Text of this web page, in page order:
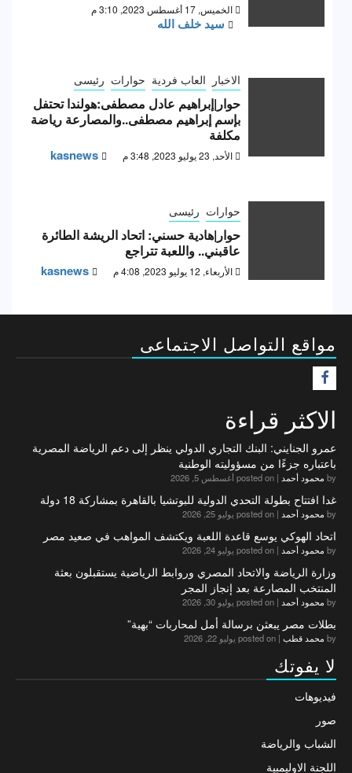
الخميس, 17 أغسطس 2023, 3:10 م
سيد خلف الله
الاخبار العاب فردية حوارات رئيسى
حوار|إبراهيم عادل مصطفى:هولندا تحتفل
بإسم إبراهيم مصطفى..والمصارعة رياضة
مكلفة
الأحد, 23 يوليو 2023, 3:48 م kasnews
حوارات رئيسى
حوار|هادية حسني: اتحاد الريشة الطائرة
عاقبني.. واللعبة تتراجع
الأربعاء, 12 يوليو 2023, 4:08 م kasnews
مواقع التواصل الاجتماعى
الاكثر قراءة
عمرو الجنايني: البنك التجاري الدولي ينظر إلى دعم الرياضة المصرية
باعتباره جزءًا من مسؤوليته الوطنية
by محمود أحمد | posted on أغسطس 5, 2026
غدا افتتاح بطولة التحدي الدولية للبوتشيا بالقاهرة بمشاركة 18 دولة
by محمود أحمد | posted on يوليو 25, 2026
اتحاد الهوكي يوسع قاعدة اللعبة ويكتشف المواهب في صعيد مصر
by محمود أحمد | posted on يوليو 24, 2026
وزارة الرياضة والاتحاد المصري وروابط الرياضية يستقبلون بعثة
المنتخب المصارعة بعد إنجاز المجر
by محمود أحمد | posted on يوليو 30, 2026
بطلات مصر يبعثن برسالة أمل لمحاربات “بهية”
by محمد قطب | posted on يوليو 22, 2026
لا يفوتك
فيديوهات
صور
الشباب والرياضة
اللجنة الاوليمبية